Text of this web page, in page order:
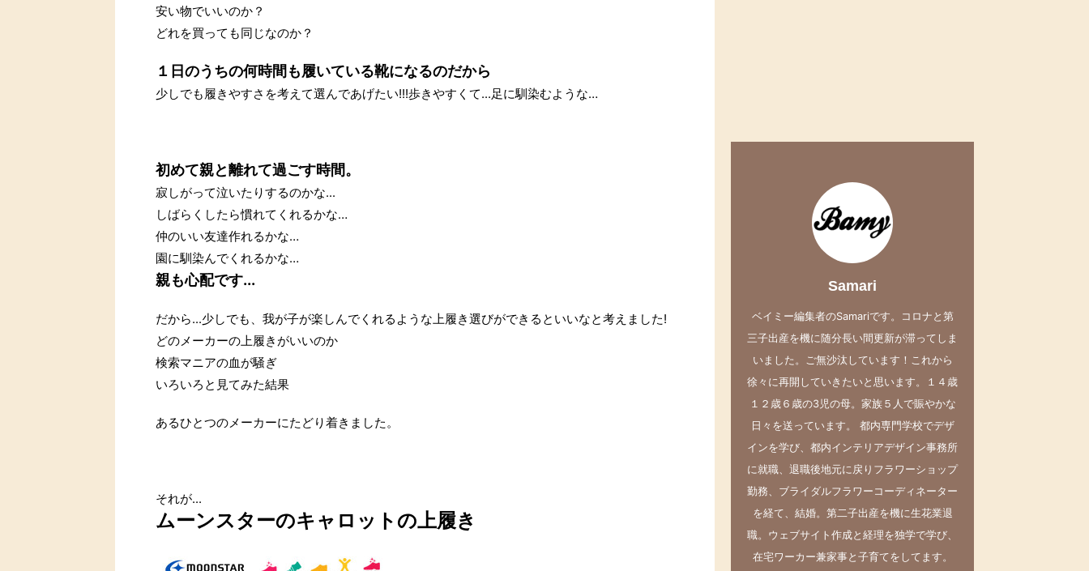
安い物でいいのか？
どれを買っても同じなのか？
１日のうちの何時間も履いている靴になるのだから
少しでも履きやすさを考えて選んであげたい!!!歩きやすくて...足に馴染むような…
初めて親と離れて過ごす時間。
寂しがって泣いたりするのかな...
しばらくしたら慣れてくれるかな…
仲のいい友達作れるかな…
園に馴染んでくれるかな…
親も心配です...
だから...少しでも、我が子が楽しんでくれるような上履き選びができるといいなと考えました!
どのメーカーの上履きがいいのか
検索マニアの血が騒ぎ
いろいろと見てみた結果
あるひとつのメーカーにたどり着きました。
それが...
ムーンスターのキャロットの上履き
Samari
ベイミー編集者のSamariです。コロナと第
三子出産を機に随分長い間更新が滞ってしま
いました。ご無沙汰しています！これから
徐々に再開していきたいと思います。１４歳
１２歳６歳の3児の母。家族５人で賑やかな
日々を送っています。 都内専門学校でデザ
インを学び、都内インテリアデザイン事務所
に就職、退職後地元に戻りフラワーショップ
勤務、ブライダルフラワーコーディネーター
を経て、結婚。第二子出産を機に生花業退
職。ウェブサイト作成と経理を独学で学び、
在宅ワーカー兼家事と子育てをしてます。